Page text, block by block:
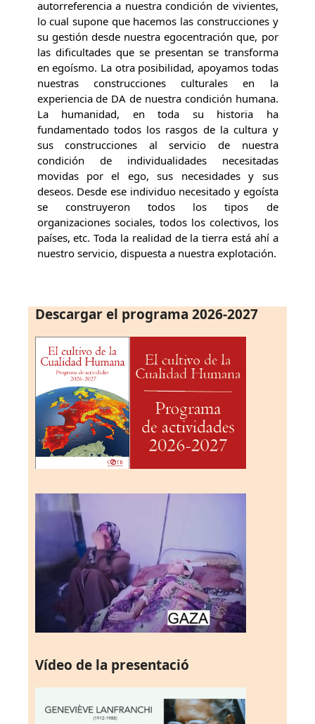
autorreferencia a nuestra condición de vivientes,
lo cual supone que hacemos las construcciones y
su gestión desde nuestra egocentración que, por
las dificultades que se presentan se transforma
en egoísmo. La otra posibilidad, apoyamos todas
nuestras construcciones culturales en la
experiencia de DA de nuestra condición humana.
La humanidad, en toda su historia ha
fundamentado todos los rasgos de la cultura y
sus construcciones al servicio de nuestra
condición de individualidades necesitadas
movidas por el ego, sus necesidades y sus
deseos. Desde ese individuo necesitado y egoísta
se construyeron todos los tipos de
organizaciones sociales, todos los colectivos, los
países, etc. Toda la realidad de la tierra está ahí a
nuestro servicio, dispuesta a nuestra explotación.
Descargar el programa 2026-2027
Vídeo de la presentació